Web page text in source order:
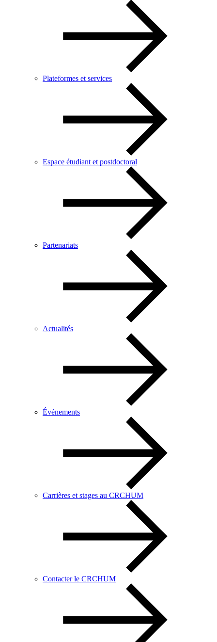
Plateformes et services
Espace étudiant et postdoctoral
Partenariats
Actualités
Événements
Carrières et stages au CRCHUM
Contacter le CRCHUM